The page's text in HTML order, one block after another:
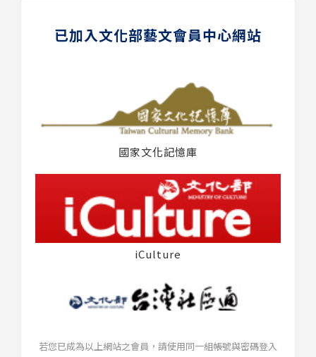
已加入文化部藝文會員中心網站
國家文化記憶庫
iCulture
若您已成為以上網站之會員，請使用同一組帳號與密碼登入